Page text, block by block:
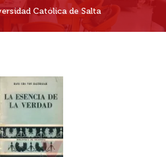
Católica de Salta